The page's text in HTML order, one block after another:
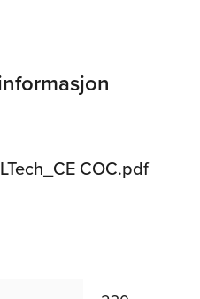
COC.pdf